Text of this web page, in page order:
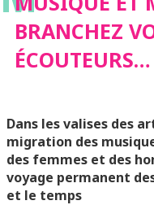
BRANCHEZ
ÉCOUTEURS…
Dans les valises des
migration des
des femmes et des
voyage permanent
et le temps